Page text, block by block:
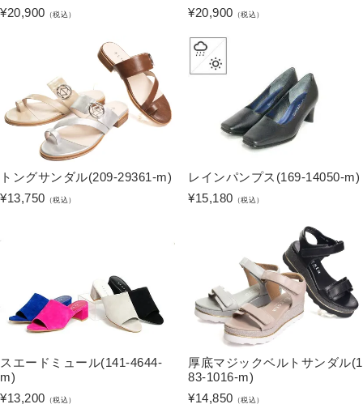
¥20,900 （税込）
¥20,900 （税込）
トングサンダル(209-29361-m)
¥13,750 （税込）
レインパンプス(169-14050-m)
¥15,180 （税込）
スエードミュール(141-4644-
m)
¥13,200 （税込）
厚底マジックベルトサンダル(1
83-1016-m)
¥14,850 （税込）